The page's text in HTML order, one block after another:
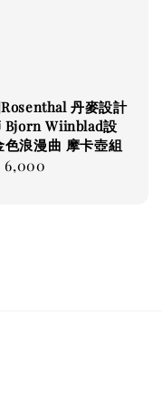
丹麥設計
Bjorn Wiinblad設
色浪漫曲 摩卡壺組
6,000